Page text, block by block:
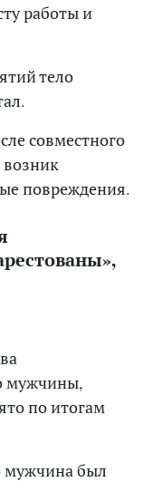
работы и
тело
совместного
повреждения.
мужчины,
по итогам
мужчина был